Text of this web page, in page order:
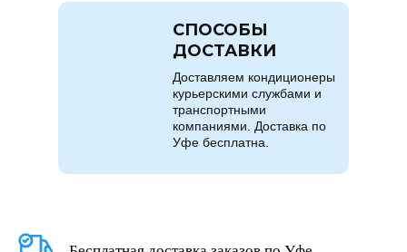
Доставляем кондиционеры
курьерскими службами и
транспортными
компаниями. Доставка по
Уфе бесплатна.
СПОСОБЫ
ДОСТАВКИ